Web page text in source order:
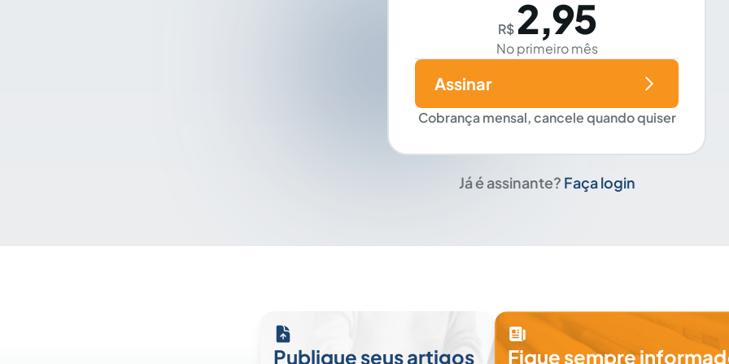
R$ 2,95
No primeiro mês
Cobrança mensal, cancele quando quiser
Assinar
Já é assinante? Faça login
Publique seus artigos Fique sempre